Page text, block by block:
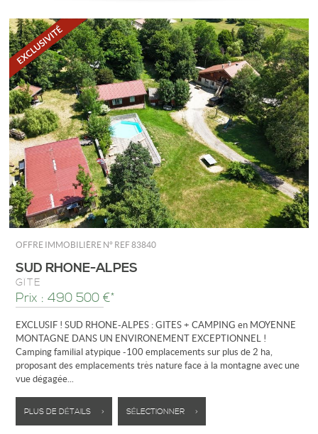
OFFRE IMMOBILIÈRE N° REF 83840
SUD RHONE-ALPES
GÎTE
Prix : 490 500 €*
EXCLUSIF ! SUD RHONE-ALPES : GITES + CAMPING en MOYENNE
MONTAGNE DANS UN ENVIRONEMENT EXCEPTIONNEL !
Camping familial atypique -100 emplacements sur plus de 2 ha,
proposant des emplacements très nature face à la montagne avec une
vue dégagée...
PLUS DE DÉTAILS > SÉLECTIONNER >